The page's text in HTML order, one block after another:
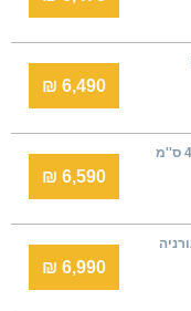
6,490 ₪
תנור בנוי משולב מיקרוגל 45 ס''מ
6,590 ₪
6,990 ₪